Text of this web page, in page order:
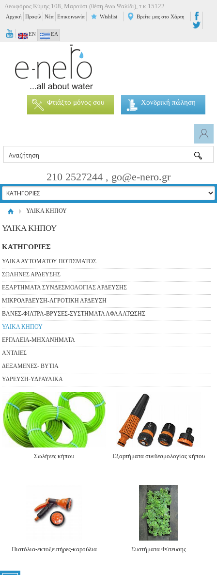
Λεωφόρος Κύμης 108, Μαρούσι (θέση Ανω Ψαλίδι), τ.κ.15122
Αρχική Προφίλ Νέα Επικοινωνία Wishlist Βρείτε μας στο Χάρτη
EN ΕΛ
Χονδρική πώληση
Φτιάξτο μόνος σου
210 2527244 , go@e-nero.gr
ΥΛΙΚΑ ΚΗΠΟΥ
ΥΛΙΚΑ ΚΗΠΟΥ
ΚΑΤΗΓΟΡΙΕΣ
ΥΛΙΚΑ ΑΥΤΟΜΑΤΟΥ ΠΟΤΙΣΜΑΤΟΣ
ΣΩΛΗΝΕΣ ΑΡΔΕΥΣΗΣ
ΕΞΑΡΤΗΜΑΤΑ ΣΥΝΔΕΣΜΟΛΟΓΙΑΣ ΑΡΔΕΥΣΗΣ
ΜΙΚΡΟΑΡΔΕΥΣΗ-ΑΓΡΟΤΙΚΗ ΑΡΔΕΥΣΗ
ΒΑΝΕΣ-ΦΙΛΤΡΑ-ΒΡΥΣΕΣ-ΣΥΣΤΗΜΑΤΑ ΑΦΑΛΑΤΩΣΗΣ
ΥΛΙΚΑ ΚΗΠΟΥ
ΕΡΓΑΛΕΙΑ-ΜΗΧΑΝΗΜΑΤΑ
ΑΝΤΛΙΕΣ
ΔΕΞΑΜΕΝΕΣ- ΒΥΤΙΑ
ΥΔΡΕΥΣΗ-ΥΔΡΑΥΛΙΚΑ
Σωλήνες κήπου Εξαρτήματα συνδεσμολογίας κήπου
Πιστόλια-εκτοξευτήρες-καρούλια Συστήματα Φύτευσης